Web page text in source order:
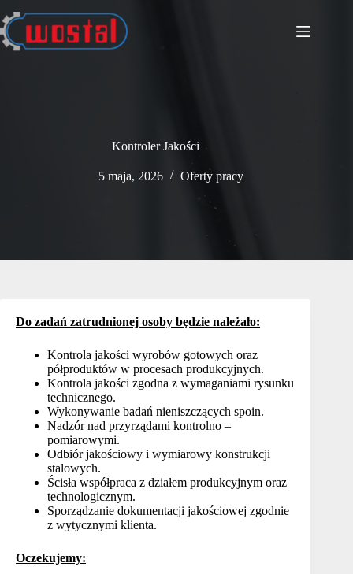
do
treści
Kontroler Jakości
5 maja, 2026 Oferty pracy
Do zadań zatrudnionej osoby będzie należało:
Kontrola jakości wyrobów gotowych oraz
półproduktów w procesach produkcyjnych.
Kontrola jakości zgodna z wymaganiami rysunku
technicznego.
Wykonywanie badań nieniszczących spoin.
Nadzór nad przyrządami kontrolno –
pomiarowymi.
Odbiór jakościowy i wymiarowy konstrukcji
stalowych.
Ścisła współpraca z działem produkcyjnym oraz
technologicznym.
Sporządzanie dokumentacji jakościowej zgodnie
z wytycznymi klienta.
Oczekujemy: